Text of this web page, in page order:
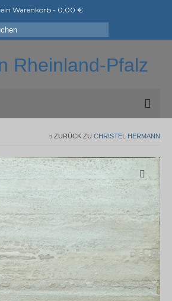
Warenkorb - 0,00 €
e.V.
ZURÜCK ZU CHRISTEL HERMANN